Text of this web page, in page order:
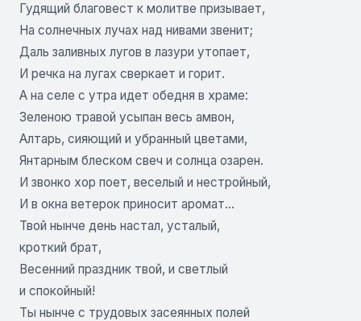
Гудящий благовест к молитве призывает,
На солнечных лучах над нивами звенит;
Даль заливных лугов в лазури утопает,
И речка на лугах сверкает и горит.
А на селе с утра идет обедня в храме:
Зеленою травой усыпан весь амвон,
Алтарь, сияющий и убранный цветами,
Янтарным блеском свеч и солнца озарен.
И звонко хор поет, веселый и нестройный,
И в окна ветерок приносит аромат…
Твой нынче день настал, усталый,
кроткий брат,
Весенний праздник твой, и светлый
и спокойный!
Ты нынче с трудовых засеянных полей